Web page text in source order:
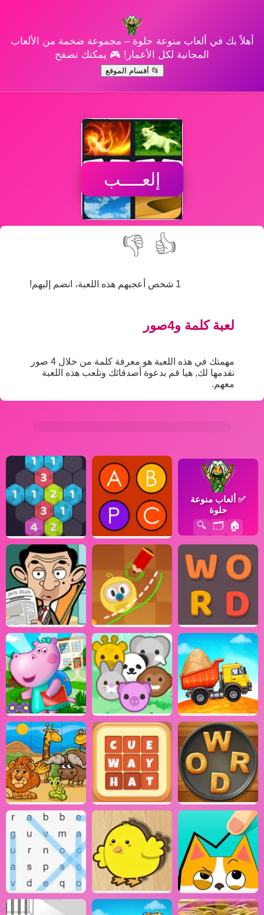
أهلاً بك في ألعاب منوعة حلوة – مجموعة ضخمة من الألعاب
المجانية لكل الأعمار! 🎮 يمكنك تصفح
📂 أقسام الموقع
إلعــــب
👍
👎
1 شخص أعجبهم هذه اللعبة، انضم إليهم!
لعبة كلمة و4صور
مهمتك في هذه اللعبة هو معرفة كلمة من خلال 4 صور
نقدمها لك, هيا قم بدعوة أصدقائك وتلعب هذه اللعبة
معهم.
✅ ألعاب منوعة
حلوة
🏠
🗂️
🔍